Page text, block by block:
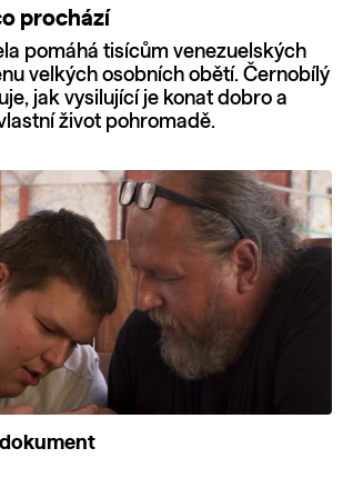
prochází
pomáhá tisícům venezuelských
velkých osobních obětí. Černobílý
jak vysilující je konat dobro a
život pohromadě.